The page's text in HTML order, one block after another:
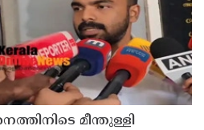
മീന്തുള്ളി